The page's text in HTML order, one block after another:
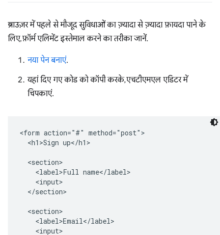
ब्राउज़र में पहले से मौजूद सुविधाओं का ज़्यादा से ज़्यादा फ़ायदा पाने के
लिए, फ़ॉर्म एलिमेंट इस्तेमाल करने का तरीका जानें.
नया पेन बनाएं.
यहां दिए गए कोड को कॉपी करके, एचटीएमएल एडिटर में
चिपकाएं.
<form action="#" method="post">
  <h1>Sign up</h1>
  <section>
    <label>Full name</label>
    <input>
  </section>
  <section>
    <label>Email</label>
    <input>